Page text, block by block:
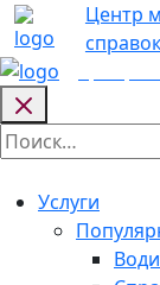
Skip
to
content
Центр
справок
Найти:
Услуги